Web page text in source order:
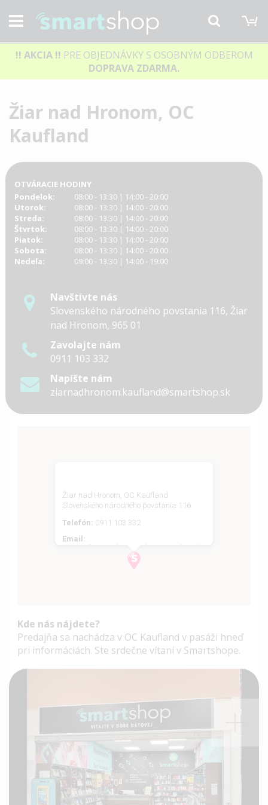
Hľadať
!! AKCIA !! PRE OBJEDNÁVKY S OSOBNÝM ODBEROM
DOPRAVA ZDARMA.
Žiar nad Hronom, OC
Kaufland
OTVÁRACIE HODINY
Pondelok:
08:00 - 13:30 | 14:00 - 20:00
Utorok:
08:00 - 13:30 | 14:00 - 20:00
Streda:
08:00 - 13:30 | 14:00 - 20:00
Štvrtok:
08:00 - 13:30 | 14:00 - 20:00
Piatok:
08:00 - 13:30 | 14:00 - 20:00
Sobota:
08:00 - 13:30 | 14:00 - 20:00
Nedeľa:
09:00 - 13:30 | 14:00 - 19:00
Navštívte nás
Slovenského národného povstania 116, Žiar
nad Hronom, 965 01
Zavolajte nám
0911 103 332
Napíšte nám
ziarnadhronom.kaufland@smartshop.sk
Žiar nad Hronom, OC Kaufland
Slovenského národného povstania 116
Telefón: 0911 103 332
Email:
ziarnadhronom.kaufland@smartshop.sk
Kde nás nájdete?
Predajňa sa nachádza v OC Kaufland v pasáži hneď
pri informáciách. Ste srdečne vítaní v Smartshope.